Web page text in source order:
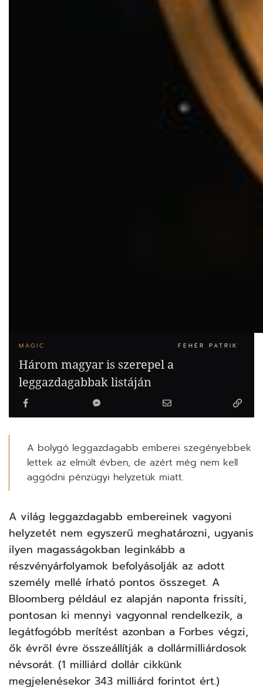
MAGIC FEHÉR PATRIK
Három magyar is szerepel a
leggazdagabbak listáján
A bolygó leggazdagabb emberei szegényebbek
lettek az elmúlt évben, de azért még nem kell
aggódni pénzügyi helyzetük miatt.
A világ leggazdagabb embereinek vagyoni
helyzetét nem egyszerű meghatározni, ugyanis
ilyen magasságokban leginkább a
részvényárfolyamok befolyásolják az adott
személy mellé írható pontos összeget. A
Bloomberg például ez alapján naponta frissíti,
pontosan ki mennyi vagyonnal rendelkezik, a
legátfogóbb merítést azonban a Forbes végzi,
ők évről évre összeállítják a dollármilliárdosok
névsorát. (1 milliárd dollár cikkünk
megjelenésekor 343 milliárd forintot ért.)